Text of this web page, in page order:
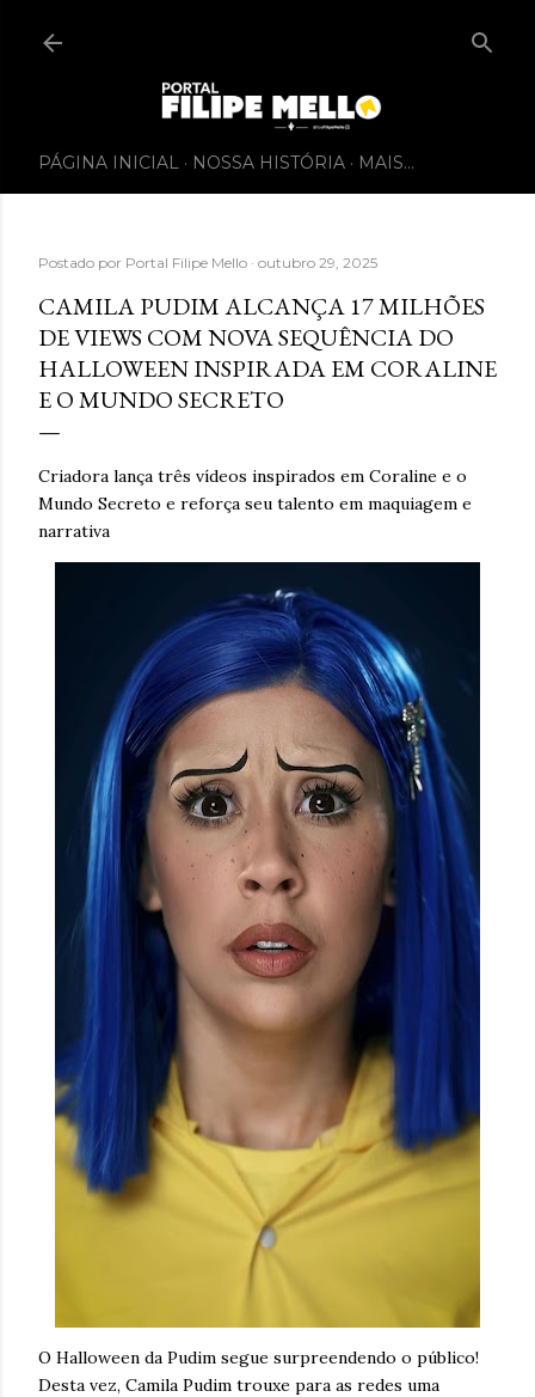
PÁGINA INICIAL NOSSA HISTÓRIA MAIS…
Postado por Portal Filipe Mello outubro 29, 2025
CAMILA PUDIM ALCANÇA 17 MILHÕES
DE VIEWS COM NOVA SEQUÊNCIA DO
HALLOWEEN INSPIRADA EM CORALINE
E O MUNDO SECRETO
Criadora lança três vídeos inspirados em Coraline e o
Mundo Secreto e reforça seu talento em maquiagem e
narrativa
O Halloween da Pudim segue surpreendendo o público!
Desta vez, Camila Pudim trouxe para as redes uma